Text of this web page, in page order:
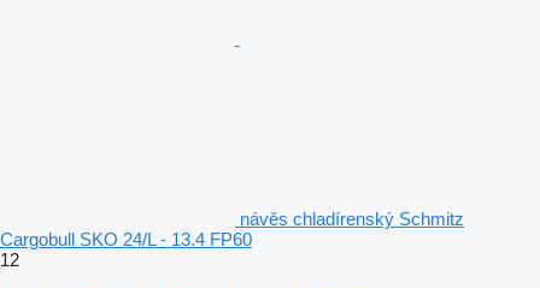
návěs chladírenský Schmitz
Cargobull SKO 24/L - 13.4 FP60
12